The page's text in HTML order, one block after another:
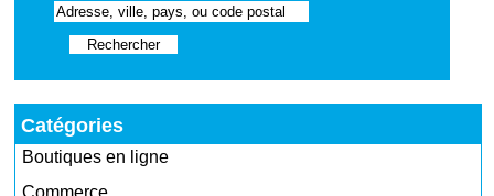
Catégories
Boutiques en ligne
Commerce